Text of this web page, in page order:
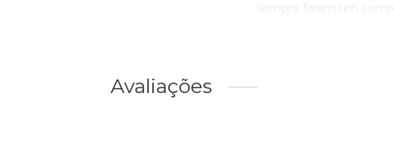
sempre foram um
Avaliações